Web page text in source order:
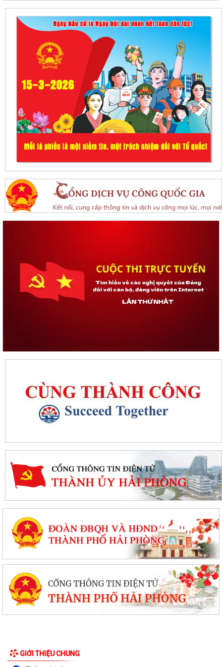
GIỚI THIỆU CHUNG
Thanh Hà đẩy mạnh triển khai Nghị quyết số 57-NQ/TW, tạo đột phá về